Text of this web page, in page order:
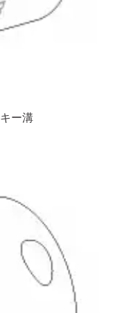
ー溝